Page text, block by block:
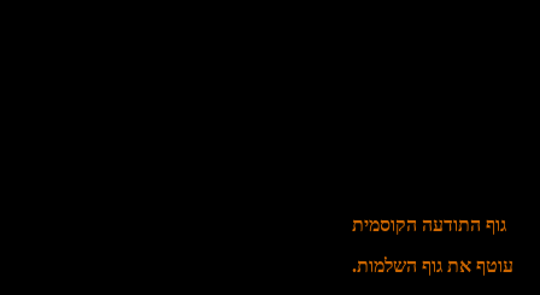
גוף התודעה הקוסמית
עוטף את גוף השלמות.